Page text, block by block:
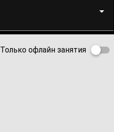
Только офлайн занятия